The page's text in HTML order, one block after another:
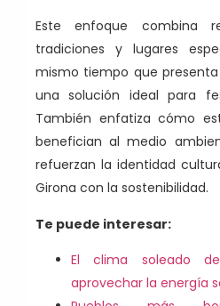
Este enfoque combina
tradiciones y lugares
mismo tiempo que
una solución ideal para
También enfatiza cómo
benefician al medio
refuerzan la identidad
Girona con la sostenibilidad.
Te puede interesar:
El clima soleado
aprovechar la energía